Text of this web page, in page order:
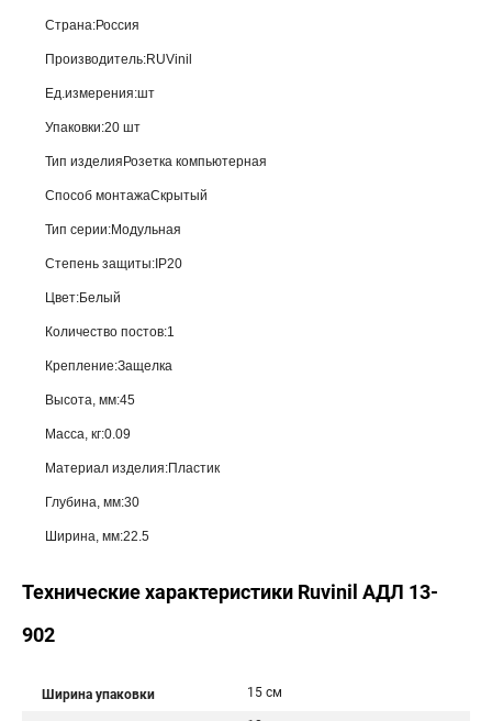
Страна:Россия
Производитель:RUVinil
Ед.измерения:шт
Упаковки:20 шт
Тип изделияРозетка компьютерная
Способ монтажаСкрытый
Тип серии:Модульная
Степень защиты:IP20
Цвет:Белый
Количество постов:1
Крепление:Защелка
Высота, мм:45
Масса, кг:0.09
Материал изделия:Пластик
Глубина, мм:30
Ширина, мм:22.5
Технические характеристики Ruvinil АДЛ 13-
902
Ширина упаковки 15 см